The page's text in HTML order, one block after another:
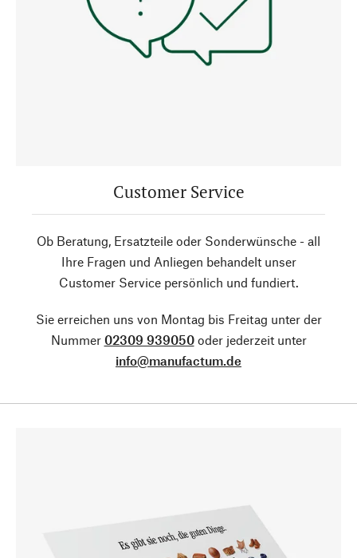
Customer Service
Ob Beratung, Ersatzteile oder Sonderwünsche - all
Ihre Fragen und Anliegen behandelt unser
Customer Service persönlich und fundiert.
Sie erreichen uns von Montag bis Freitag unter der
Nummer 02309 939050oder jederzeit unter
info@manufactum.de